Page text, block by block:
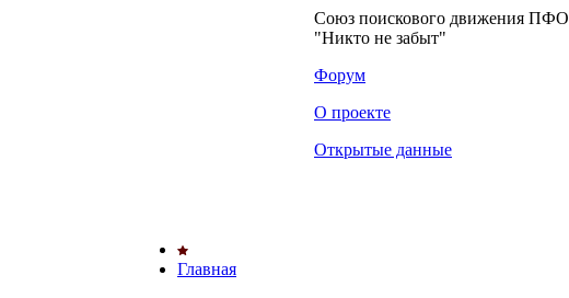
Союз поискового движения ПФО
"Никто не забыт"
Форум
О проекте
Открытые данные
Главная